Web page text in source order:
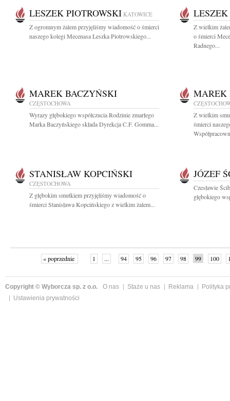
LESZEK PIOTROWSKI KATOWICE
Z ogromnym żalem przyjęliśmy wiadomość o śmierci
naszego kolegi Mecenasa Leszka Piotrowskiego...
Z wielkim
o śmierci
Radnego...
MAREK BACZYŃSKI
CZĘSTOCHOWA
Wyrazy głębokiego współczucia Rodzinie zmarłego
Marka Baczyńskiego składa Dyrekcja C.F. Gomma...
MAREK
Z wielkim
śmierci
STANISŁAW KOPCIŃSKI
CZĘSTOCHOWA
Z głębokim smutkiem przyjęliśmy wiadomość o
śmierci Stanisława Kopcińskiego z wielkim żalem...
JÓZEF
Czesławie
głębokiego
« poprzednie 1 ... 94 95 96 97 98 99 100
Copyright © Wyborcza sp. z o.o. O nas Staże u nas Reklama
Polityka
Ustawienia prywatności